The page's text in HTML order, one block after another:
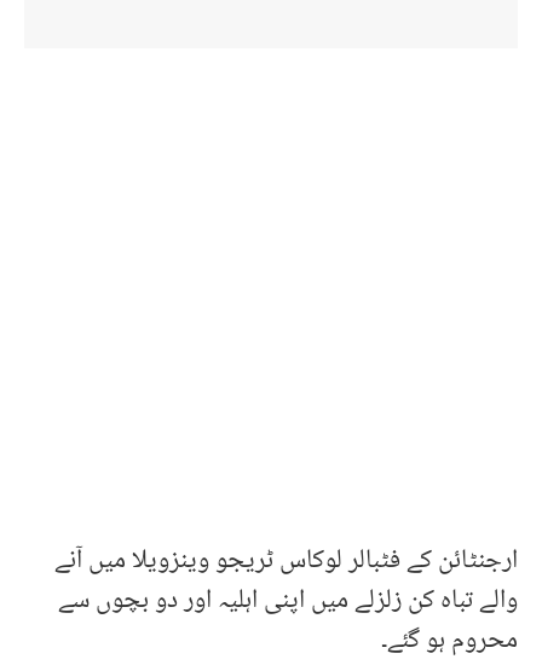
ارجنٹائن کے فٹبالر لوکاس ٹریجو وینزویلا میں آنے
والے تباہ کن زلزلے میں اپنی اہلیہ اور دو بچوں سے
محروم ہو گئے۔